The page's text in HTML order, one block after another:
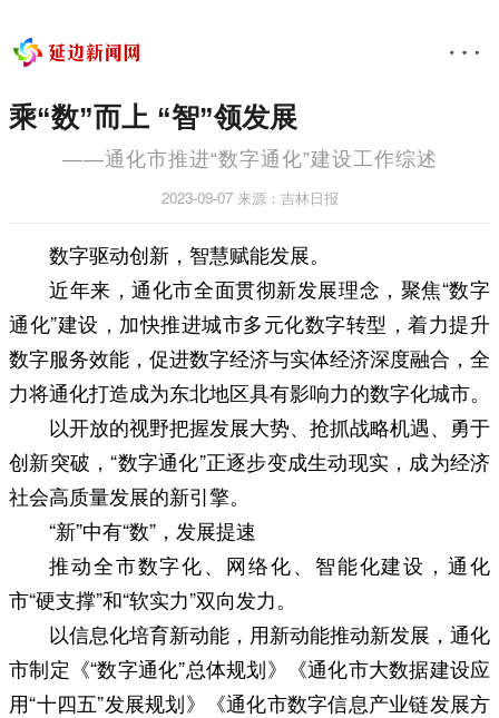
乘“数”而上 “智”领发展
——通化市推进“数字通化”建设工作综述
2023-09-07 来源：吉林日报
数字驱动创新，智慧赋能发展。
近年来，通化市全面贯彻新发展理念，聚焦“数字
通化”建设，加快推进城市多元化数字转型，着力提升
数字服务效能，促进数字经济与实体经济深度融合，全
力将通化打造成为东北地区具有影响力的数字化城市。
以开放的视野把握发展大势、抢抓战略机遇、勇于
创新突破，“数字通化”正逐步变成生动现实，成为经济
社会高质量发展的新引擎。
“新”中有“数”，发展提速
推动全市数字化、网络化、智能化建设，通化
市“硬支撑”和“软实力”双向发力。
以信息化培育新动能，用新动能推动新发展，通化
市制定《“数字通化”总体规划》《通化市大数据建设应
用“十四五”发展规划》《通化市数字信息产业链发展方